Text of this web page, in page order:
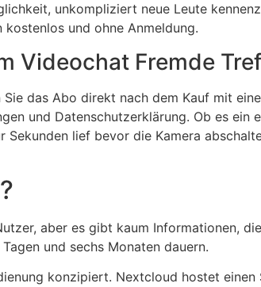
unkompliziert neue Leute
und ohne Anmeldung.
Videochat Fremde
das Abo direkt nach dem Kauf mit
und Datenschutzerklärung. Ob es ein
lief bevor die Kamera
aber es gibt kaum Informationen,
und sechs Monaten dauern.
konzipiert. Nextcloud hostet